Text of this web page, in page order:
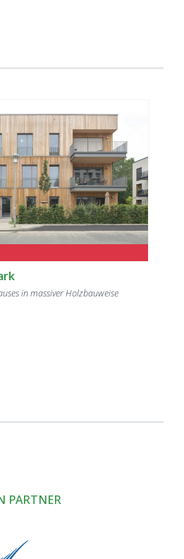
in massiver Holzbauweise
PARTNER